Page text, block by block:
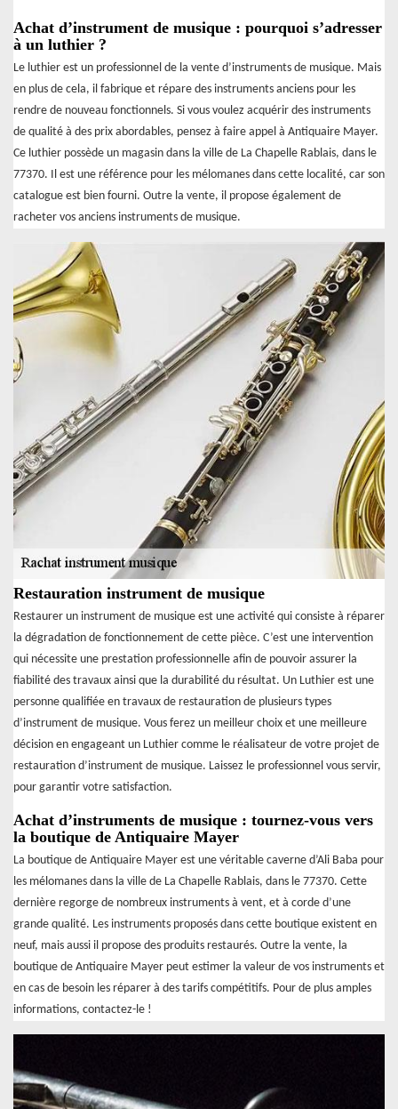
Achat d’instrument de musique : pourquoi s’adresser
à un luthier ?
Le luthier est un professionnel de la vente d’instruments de musique. Mais
en plus de cela, il fabrique et répare des instruments anciens pour les
rendre de nouveau fonctionnels. Si vous voulez acquérir des instruments
de qualité à des prix abordables, pensez à faire appel à Antiquaire Mayer.
Ce luthier possède un magasin dans la ville de La Chapelle Rablais, dans le
77370. Il est une référence pour les mélomanes dans cette localité, car son
catalogue est bien fourni. Outre la vente, il propose également de
racheter vos anciens instruments de musique.
Restauration instrument de musique
Restaurer un instrument de musique est une activité qui consiste à réparer
la dégradation de fonctionnement de cette pièce. C’est une intervention
qui nécessite une prestation professionnelle afin de pouvoir assurer la
fiabilité des travaux ainsi que la durabilité du résultat. Un Luthier est une
personne qualifiée en travaux de restauration de plusieurs types
d’instrument de musique. Vous ferez un meilleur choix et une meilleure
décision en engageant un Luthier comme le réalisateur de votre projet de
restauration d’instrument de musique. Laissez le professionnel vous servir,
pour garantir votre satisfaction.
Achat d’instruments de musique : tournez-vous vers
la boutique de Antiquaire Mayer
La boutique de Antiquaire Mayer est une véritable caverne d’Ali Baba pour
les mélomanes dans la ville de La Chapelle Rablais, dans le 77370. Cette
dernière regorge de nombreux instruments à vent, et à corde d’une
grande qualité. Les instruments proposés dans cette boutique existent en
neuf, mais aussi il propose des produits restaurés. Outre la vente, la
boutique de Antiquaire Mayer peut estimer la valeur de vos instruments et
en cas de besoin les réparer à des tarifs compétitifs. Pour de plus amples
informations, contactez-le !